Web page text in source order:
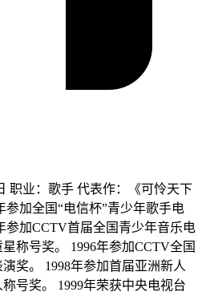
职业：歌手 代表作：《可怜天下
参加全国“电信杯”青少年歌手电
参加CCTV首届全国青少年音乐电
称号奖。 1996年参加CCTV全国
奖。 1998年参加首届亚洲新人
号奖。 1999年荣获中央电视台